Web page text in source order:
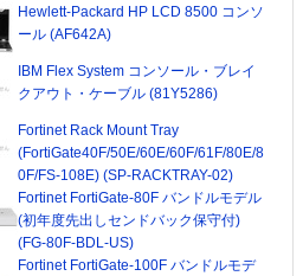
Hewlett-Packard HP LCD 8500 コンソ
ール (AF642A)
IBM Flex System コンソール・ブレイ
クアウト・ケーブル (81Y5286)
Fortinet Rack Mount Tray
(FortiGate40F/50E/60E/60F/61F/80E/8
0F/FS-108E) (SP-RACKTRAY-02)
Fortinet FortiGate-80F バンドルモデル
(初年度先出しセンドバック保守付)
(FG-80F-BDL-US)
Fortinet FortiGate-100F バンドルモデ